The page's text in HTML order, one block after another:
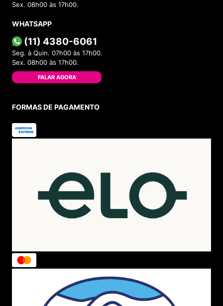
Sex. 08h00 às 17h00.
WHATSAPP
(11) 4380-6061
Seg. à Quin. 07h00 às 17h00.
Sex. 08h00 às 17h00.
FALAR AGORA
FORMAS DE PAGAMENTO